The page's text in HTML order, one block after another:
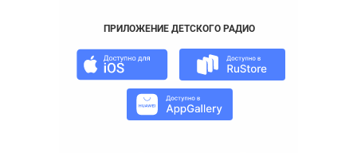
ПРИЛОЖЕНИЕ ДЕТСКОГО РАДИО